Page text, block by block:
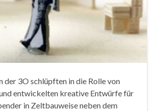
der 3O schlüpften in die Rolle von
entwickelten kreative Entwürfe für
in Zeltbauweise neben dem